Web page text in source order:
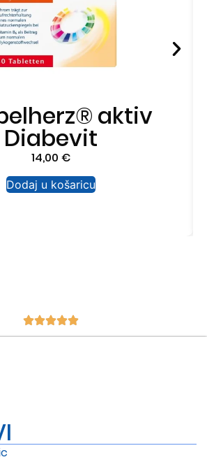
aktiv
Diabevit
14,00 €
Dodaj u košaricu